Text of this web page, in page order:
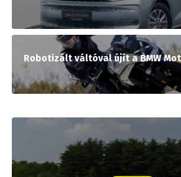
Robotizált váltóval újít a BMW